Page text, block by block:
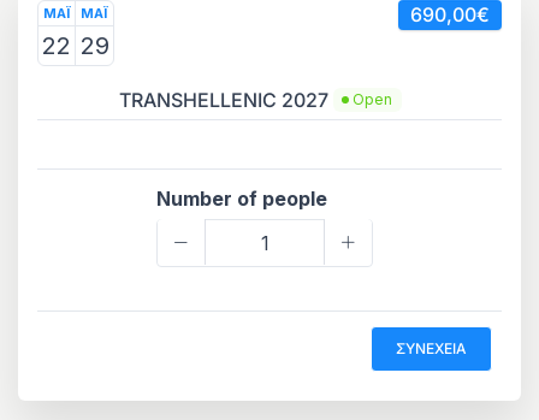
ΜΑΪ
22
ΜΑΪ
29
TRANSHELLENIC 2027 Open
690,00€
Number of people
ΣΥΝΈΧΕΙΑ